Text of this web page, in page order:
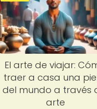
El arte de viajar:
traer a casa una
del mundo a través
arte